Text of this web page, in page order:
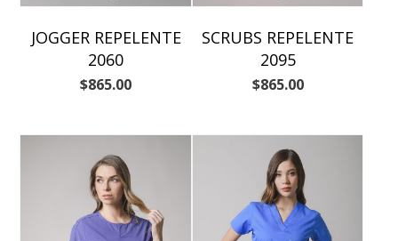
JOGGER REPELENTE
2060
$865.00
SCRUBS REPELENTE
2095
$865.00